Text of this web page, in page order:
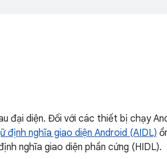
đại diện. Đối với các thiết bị chạy
định nghĩa giao diện Android (AIDL)
nghĩa giao diện phần cứng (HIDL).